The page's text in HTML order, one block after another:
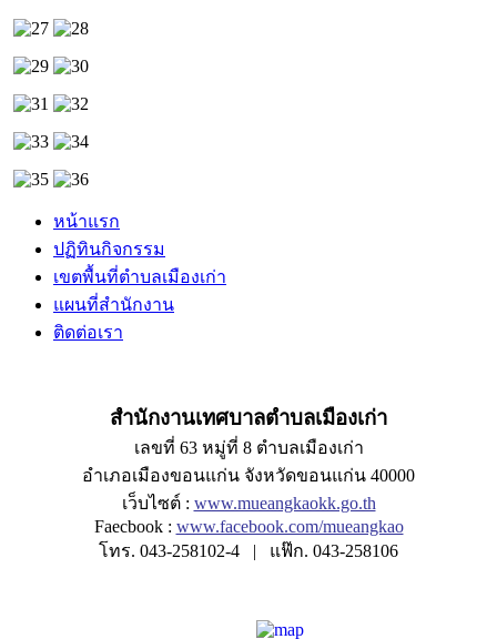
หน้าแรก
ปฏิทินกิจกรรม
เขตพื้นที่ตำบลเมืองเก่า
แผนที่สำนักงาน
ติดต่อเรา
สำนักงานเทศบาลตำบลเมืองเก่า
เลขที่ 63 หมู่ที่ 8 ตำบลเมืองเก่า
อำเภอเมืองขอนแก่น จังหวัดขอนแก่น 40000
เว็บไซต์ : www.mueangkaokk.go.th
Faecbook : www.facebook.com/mueangkao
โทร. 043-258102-4 | แฟ๊ก. 043-258106